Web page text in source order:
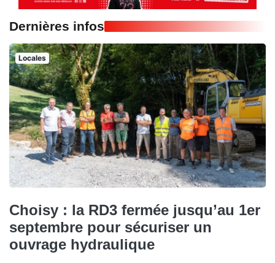
Dernières infos
Locales
Choisy : la RD3 fermée jusqu’au 1er
septembre pour sécuriser un
ouvrage hydraulique